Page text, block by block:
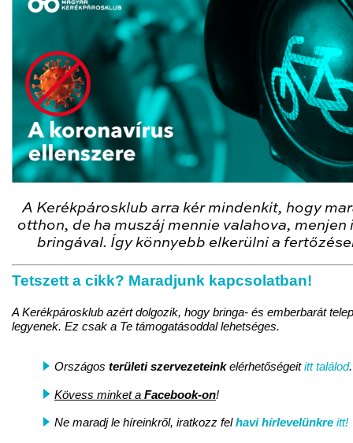
A Kerékpárosklub arra kér mindenkit, hogy
otthon, de ha muszáj mennie valahova, menjen
bringával. Így könnyebb elkerülni a
Tetszett a cikk? Maradjunk kapcsolatban!
A Kerékpárosklub azért dolgozik, hogy bringa- és emberbarát
legyenek. Ez csak a Te támogatásoddal lehetséges.
Országos területi szervezeteinkelérhetőségeititt találod.
Kövess minket a Facebook-on!
Ne maradj le híreinkről, iratkozz felhavi hírlevelünkre itt!